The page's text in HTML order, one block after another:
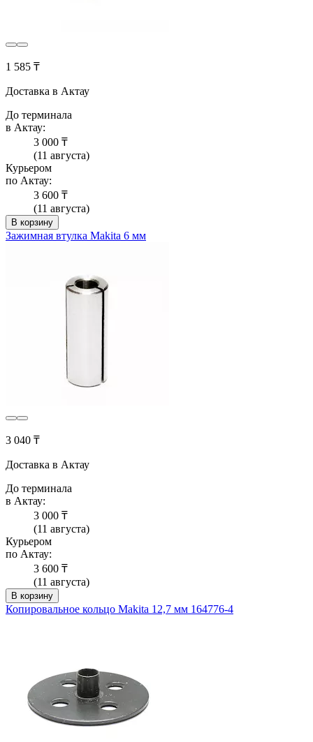
1 585 ₸
Доставка в Актау
До терминала
в Актау:
3 000 ₸
(11 августа)
Курьером
по Актау:
3 600 ₸
(11 августа)
В корзину
Зажимная втулка Makita 6 мм
3 040 ₸
Доставка в Актау
До терминала
в Актау:
3 000 ₸
(11 августа)
Курьером
по Актау:
3 600 ₸
(11 августа)
В корзину
Копировальное кольцо Makita 12,7 мм 164776-4